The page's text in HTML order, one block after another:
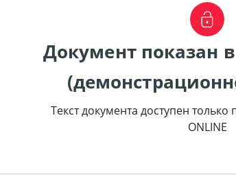
Документ показан
Текст документа доступен
ONLINE